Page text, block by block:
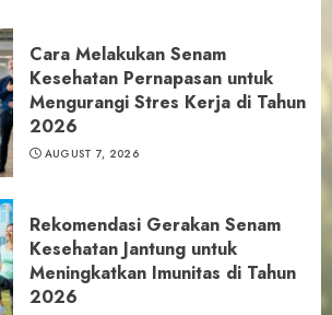
Cara Melakukan Senam
Kesehatan Pernapasan untuk
Mengurangi Stres Kerja di Tahun
2026
AUGUST 7, 2026
Rekomendasi Gerakan Senam
Kesehatan Jantung untuk
Meningkatkan Imunitas di Tahun
2026